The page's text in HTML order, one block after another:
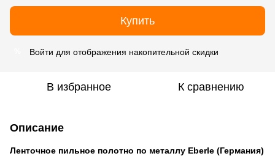
Купить
Войти для отображения накопительной скидки
В избранное К сравнению
Описание
Ленточное пильное полотно по металлу Eberle (Германия)